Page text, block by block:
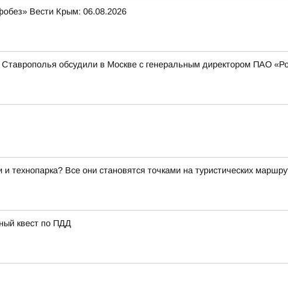
Вести Крым: 06.08.2026
обсудили в Москве с генеральным директором ПАО
технопарка? Все они становятся точками на туристических
квест по ПДД